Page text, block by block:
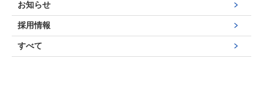
お知らせ
採用情報
すべて